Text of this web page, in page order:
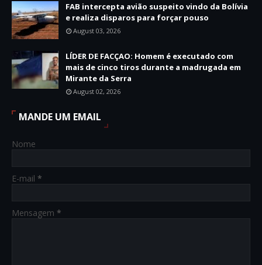
FAB intercepta avião suspeito vindo da Bolívia
e realiza disparos para forçar pouso
August 03, 2026
LÍDER DE FACÇAO: Homem é executado com
mais de cinco tiros durante a madrugada em
Mirante da Serra
August 02, 2026
MANDE UM EMAIL
Nome
E-mail *
Mensagem *